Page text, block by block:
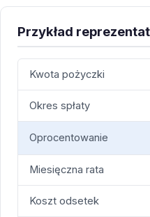
Przykład
Kwota pożyczki
Okres spłaty
Oprocentowanie
Miesięczna rata
Koszt odsetek